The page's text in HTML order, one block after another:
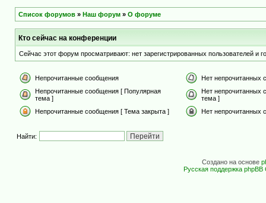
Список форумов » Наш форум » О форуме
Кто сейчас на конференции
Сейчас этот форум просматривают: нет зарегистрированных пользователей и
Непрочитанные сообщения
Нет непрочитанных
Непрочитанные сообщения [ Популярная
тема ]
Нет непрочитанных
тема ]
Непрочитанные сообщения [ Тема закрыта ]
Нет непрочитанных
Найти:
Создано на основе
Русская поддержка phpBB